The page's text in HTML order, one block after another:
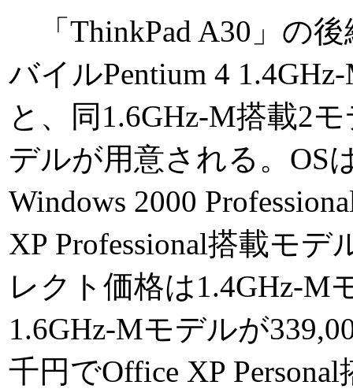
「ThinkPad A30」の
バイルPentium 4
と、同1.6GHz-M搭載2
デルが用意される。OS
Windows 2000
XP Professional搭載モ
レクト価格は1.4GHz-M
1.6GHz-Mモデルが
千円でOffice XP